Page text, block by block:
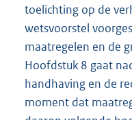
toelichting op de
wetsvoorstel
maatregelen en de
Hoofdstuk 8 gaat
handhaving en de
moment dat